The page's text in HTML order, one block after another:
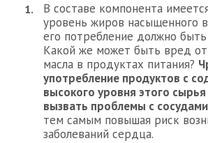
В составе компонента
уровень жиров насыщенного
его потребление должно быть
Какой же может быть вред от
масла в продуктах питания?
употребление продуктов с
высокого уровня этого
вызвать проблемы с
тем самым повышая риск
заболеваний сердца.